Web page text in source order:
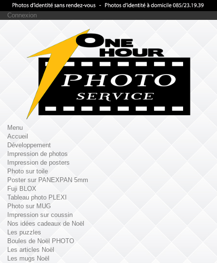
Connexion
Menu
Accueil
Développement
Impression de photos
Impression de posters
Photo sur toile
Poster sur PANEXPAN 5mm
Fuji BLOX
Tableau photo PLEXI
Photo sur MUG
Impression sur coussin
Nos idées cadeaux de Noël
Les puzzles
Boules de Noël PHOTO
Les articles Noël
Les mugs Noël